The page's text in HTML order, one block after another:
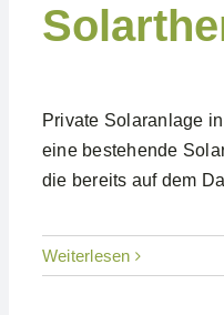
Private Solaranlage
eine bestehende
die bereits auf dem
Weiterlesen